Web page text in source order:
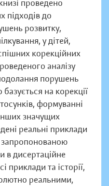
проведено
підходів до
розвитку,
у дітей,
корекційних
аналізу
порушень
на корекції
формуванні
значущих
реальні приклади
запропонованою
в дисертаційне
приклади та історії,
реальними,